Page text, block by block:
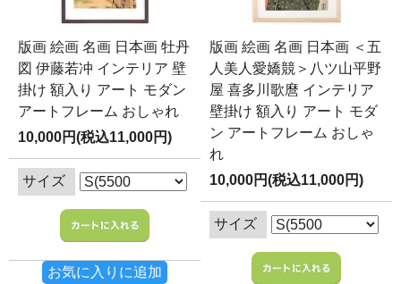
版画 絵画 名画 日本画 牡丹
図 伊藤若冲 インテリア 壁
掛け 額入り アート モダン
アートフレーム おしゃれ
10,000円(税込11,000円)
サイズ
お気に入りに追加
版画 絵画 名画 日本画 ＜五
人美人愛嬌競＞八ツ山平野
屋 喜多川歌麿 インテリア
壁掛け 額入り アート モダ
ン アートフレーム おしゃ
れ
10,000円(税込11,000円)
サイズ